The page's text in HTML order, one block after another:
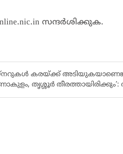
സന്ദർശിക്കുക.
കരയ്ക്ക്
തൃശ്ശൂർ തീരത്തായിരിക്കും’: